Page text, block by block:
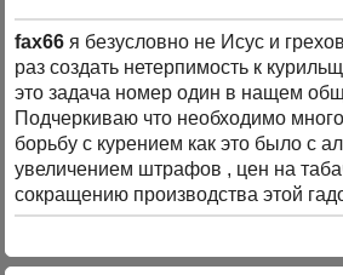
fax66 я безусловно не Исус и
раз создать нетерпимость к
это задача номер один в нащем
Подчеркиваю что необходимо
борьбу с курением как это было с
увеличением штрафов , цен на
сокращению производства этой